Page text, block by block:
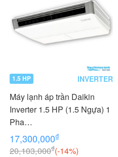
1.5 HP INVERTER
Máy lạnh áp trần Daikin
Inverter 1.5 HP (1.5 Ngựa) 1
Pha
FHFC40DV1/RZFC40DVM+
BRC2E61
17,300,000₫
20,103,000₫(-14%)